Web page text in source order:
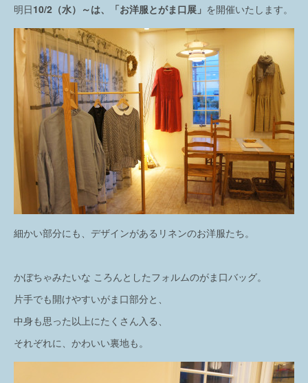
明日10/2（水）～は、「お洋服とがま口展」 を開催いたします。
細かい部分にも、デザインがあるリネンのお洋服たち。
かぼちゃみたいな ころんとしたフォルムのがま口バッグ。
片手でも開けやすいがま口部分と、
中身も思った以上にたくさん入る、
それぞれに、かわいい裏地も。